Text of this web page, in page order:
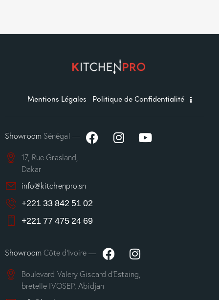
Mentions Légales Politique de Confidentialité
ShowroomSénégal —
17, Rue Grasland,
Dakar
info@kitchenpro.sn
+221 33 842 51 02
+221 77 475 24 69
ShowroomCôte d’Ivoire —
Boulevard Valery Giscard d’Estaing,
bretelle IVOSEP, Abidjan